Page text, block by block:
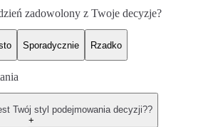
zadowolony z Twoje decyzje?
Sporadycznie Rzadko
Twój styl podejmowania decyzji??
+